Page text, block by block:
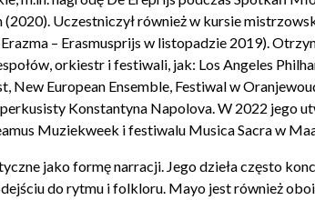
Uczestniczył również w kursie
– Erasmusprijs w listopadzie 2019).
orkiestr i festiwali, jak: Los Angeles
New European Ensemble, Festiwal w
Konstantyna Napolova. W 2022 jego
Muziekweek i festiwalu Musica Sacra w
jako formę narracji. Jego dzieła często
do rytmu i folkloru. Mayo jest również